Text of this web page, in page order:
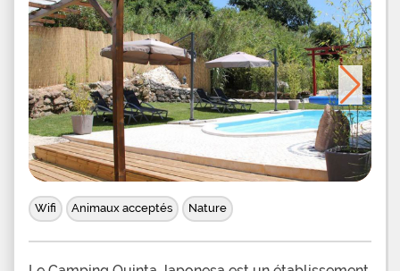
Wifi Animaux acceptés Nature